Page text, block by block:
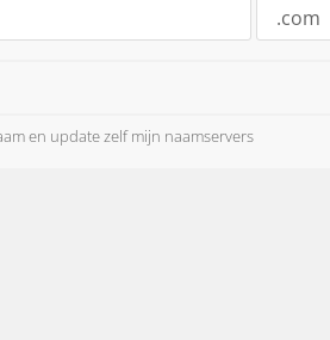
en update zelf mijn naamservers